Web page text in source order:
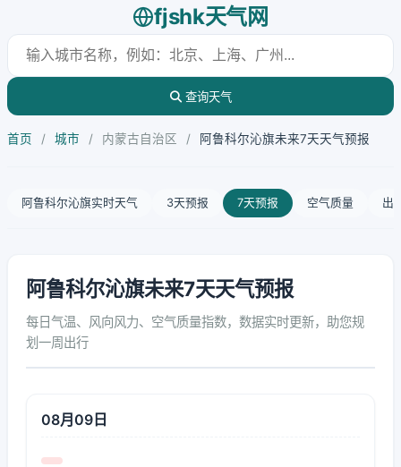
fjshk天气网
查询天气
首页 / 城市 / 内蒙古自治区 / 阿鲁科尔沁旗未来7天天气预报
阿鲁科尔沁旗实时天气 3天预报 7天预报 空气质量 出
阿鲁科尔沁旗未来7天天气预报
每日气温、风向风力、空气质量指数，数据实时更新，助您规
划一周出行
08月09日